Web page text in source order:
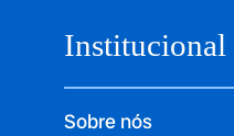
Institucional
Sobre nós